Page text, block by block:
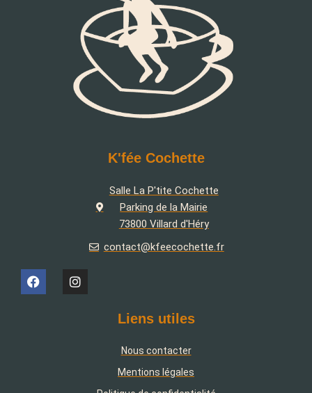
K'fée Cochette
Salle La P'tite Cochette
Parking de la Mairie
73800 Villard d'Héry
contact@kfeecochette.fr
Liens utiles
Nous contacter
Mentions légales